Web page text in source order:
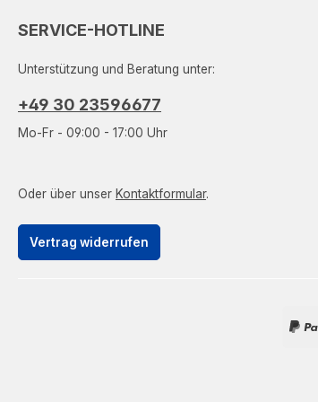
SERVICE-HOTLINE
Unterstützung und Beratung unter:
+49 30 23596677
Mo-Fr - 09:00 - 17:00 Uhr
Oder über unser Kontaktformular.
Vertrag widerrufen